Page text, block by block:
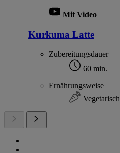
Mit Video
Kurkuma Latte
Zubereitungsdauer
60 min.
Ernährungsweise
Vegetarisch